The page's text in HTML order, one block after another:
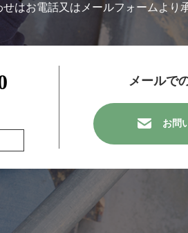
はお電話又はメールフォームより
メールで
お問